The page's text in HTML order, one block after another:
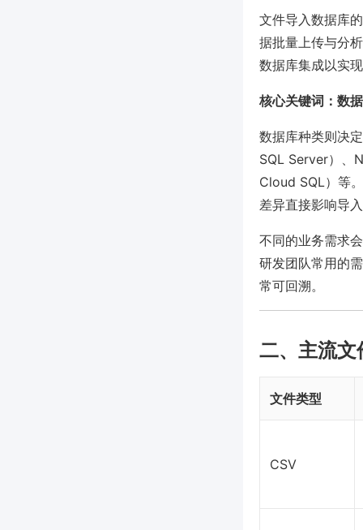
文件导入数据库
据批量上传与分
数据库集成以实
核心关键词：数
数据库种类则决
SQL Server）、
Cloud SQL）等
差异直接影响导
不同的业务需求
研发团队常用的
常可回溯。
二、主流文
文件类型
CSV